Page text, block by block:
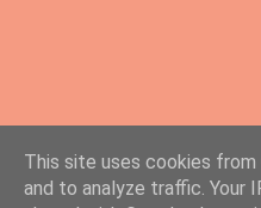
This site uses cookies
and to analyze traffic. Your